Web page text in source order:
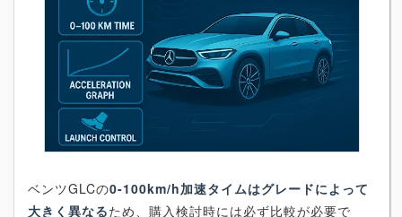
ベンツGLCの0-100km/h加速タイムはグレードによって
大きく異なるため、購入検討時には必ず比較が必要で